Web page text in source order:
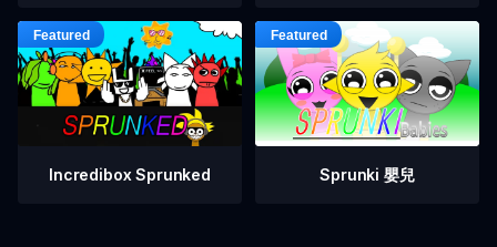
Incredibox Sprunked Sprunki 嬰兒